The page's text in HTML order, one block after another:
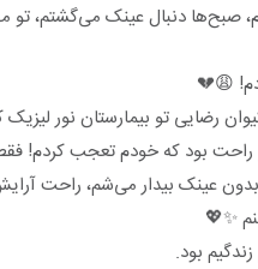
صبح‌ها دنبال عینک می‌گشتم،
😩💔
رضایی تو بیمارستان نور لیزیک
راحت بود که خودم تعجب کردم!
از ۱۵ سال، بدون عینک بیدار
✨💖
بود.